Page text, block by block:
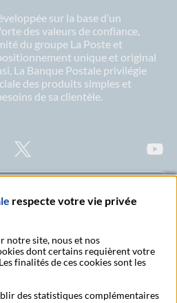
sur la base d’un
des valeurs de confiance,
du groupe La Poste et
unique et original
La Banque Postale privilégie
des produits simples et
de sa clientèle.
S'abonner à toutes nos
respecte votre vie privée
notre site, nous et nos
dont certains requièrent votre
finalités de ces cookies sont les
des statistiques complémentaires